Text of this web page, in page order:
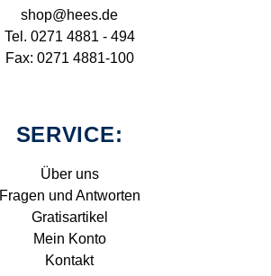
shop@hees.de
Tel. 0271 4881 - 494
Fax: 0271 4881-100
SERVICE:
Über uns
Fragen und Antworten
Gratisartikel
Mein Konto
Kontakt